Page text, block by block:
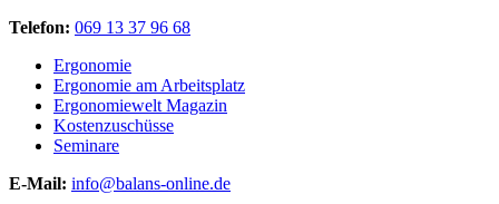
Telefon: 069 13 37 96 68
Ergonomie
Ergonomie am Arbeitsplatz
Ergonomiewelt Magazin
Kostenzuschüsse
Seminare
E-Mail: info@balans-online.de